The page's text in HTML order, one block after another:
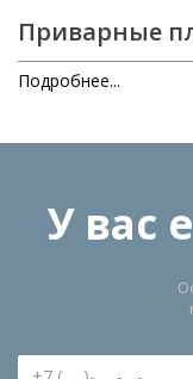
Приварные
Подробнее...
У вас